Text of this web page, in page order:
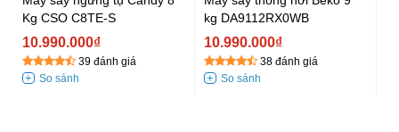
Kg CSO C8TE-S
10.990.000₫
39 đánh giá
kg DA9112RX0WB
10.990.000₫
38 đánh giá